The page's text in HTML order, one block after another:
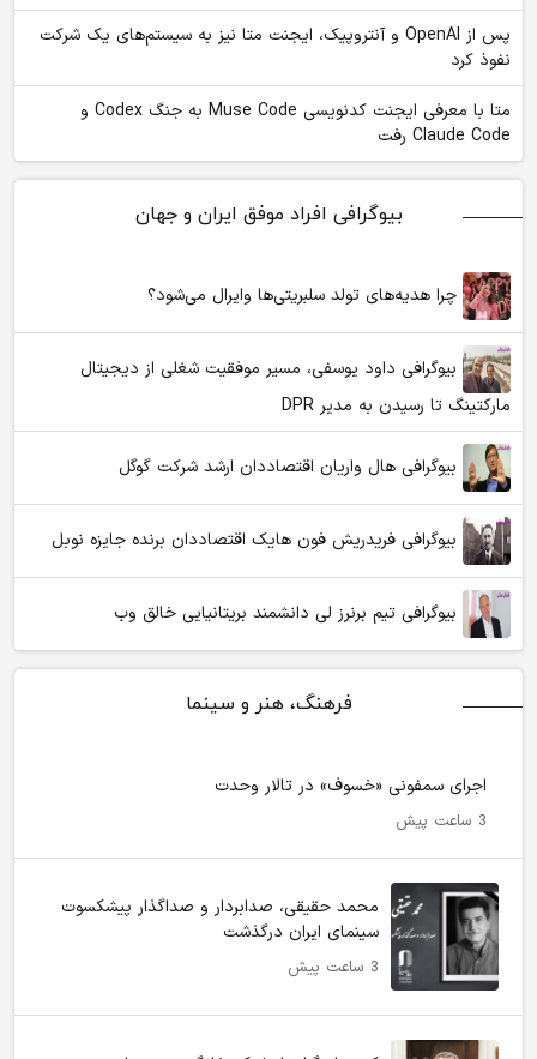
پس از OpenAI و آنتروپیک، ایجنت متا نیز به سیستم‌های یک شرکت
نفوذ کرد
متا با معرفی ایجنت کدنویسی Muse Code به جنگ Codex و
Claude Code رفت
بیوگرافی افراد موفق ایران و جهان
چرا هدیه‌های تولد سلبریتی‌ها وایرال می‌شود؟
بیوگرافی داود یوسفی، مسیر موفقیت شغلی از دیجیتال
مارکتینگ تا رسیدن به مدیر DPR
بیوگرافی هال واریان اقتصاددان ارشد شرکت گوگل
بیوگرافی فریدریش فون هایک اقتصاددان برنده جایزه نوبل
بیوگرافی تیم برنرز لی دانشمند بریتانیایی خالق وب
فرهنگ، هنر و سینما
اجرای سمفونی «خسوف» در تالار وحدت
3 ساعت پیش
محمد حقیقی، صدابردار و صداگذار پیشکسوت
سینمای ایران درگذشت
3 ساعت پیش